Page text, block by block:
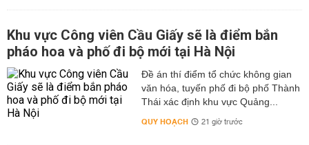
Khu vực Công viên Cầu Giấy sẽ là điểm bắn
pháo hoa và phố đi bộ mới tại Hà Nội
Đề án thí điểm tổ chức không gian
văn hóa, tuyến phố đi bộ phố Thành
Thái xác định khu vực Quảng...
QUY HOẠCH 21 giờ trước